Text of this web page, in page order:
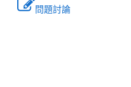
問題討論